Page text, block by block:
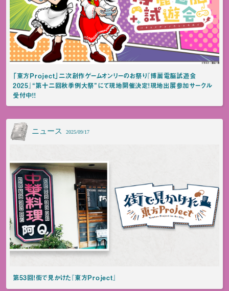
「東方Project」二次創作ゲームオンリーのお祭り『博麗電脳試遊会
2025』“第十二回秋季例大祭”にて現地開催決定！現地出展参加サークル
受付中！！
ニュース 2025/09/17
第53回！街で見かけた『東方Project』